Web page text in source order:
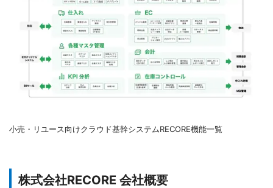
小売・リユース向けクラウド基幹システムRECORE機能一覧
株式会社RECORE 会社概要